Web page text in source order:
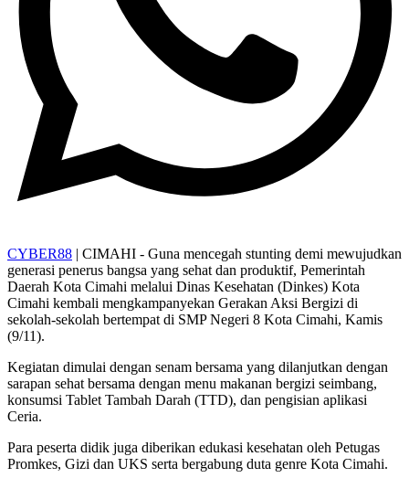
CYBER88 | CIMAHI - Guna mencegah stunting demi mewujudkan
generasi penerus bangsa yang sehat dan produktif, Pemerintah
Daerah Kota Cimahi melalui Dinas Kesehatan (Dinkes) Kota
Cimahi kembali mengkampanyekan Gerakan Aksi Bergizi di
sekolah-sekolah bertempat di SMP Negeri 8 Kota Cimahi, Kamis
(9/11).
Kegiatan dimulai dengan senam bersama yang dilanjutkan dengan
sarapan sehat bersama dengan menu makanan bergizi seimbang,
konsumsi Tablet Tambah Darah (TTD), dan pengisian aplikasi
Ceria.
Para peserta didik juga diberikan edukasi kesehatan oleh Petugas
Promkes, Gizi dan UKS serta bergabung duta genre Kota Cimahi.